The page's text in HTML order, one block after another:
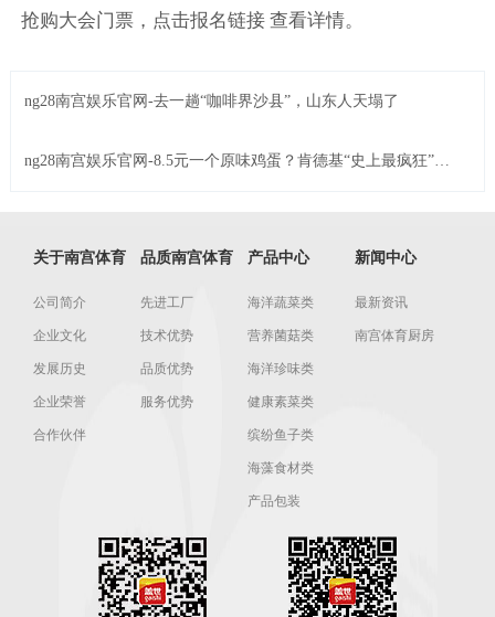
抢购大会门票，点击报名链接 查看详情。
ng28南宫娱乐官网-去一趟“咖啡界沙县”，山东人天塌了
ng28南宫娱乐官网-8.5元一个原味鸡蛋？肯德基“史上最疯狂”上
关于南宫体育
公司简介
企业文化
发展历史
企业荣誉
合作伙伴
品质南宫体育
先进工厂
技术优势
品质优势
服务优势
产品中心
海洋蔬菜类
营养菌菇类
海洋珍味类
健康素菜类
缤纷鱼子类
海藻食材类
产品包装
新闻中心
最新资讯
南宫体育厨房